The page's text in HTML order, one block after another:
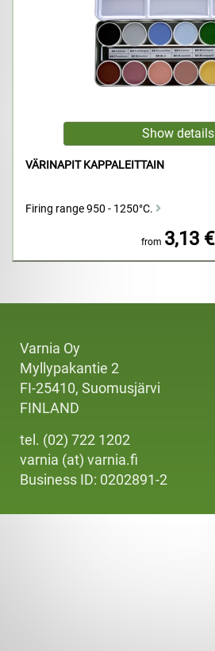
VÄRINAPIT KAPPALEITTAIN
Firing range 950 - 1250°C.
from 3,13 €
Varnia Oy
Myllypakantie 2
FI-25410, Suomusjärvi
FINLAND
tel. (02) 722 1202
varnia (at) varnia.fi
Business ID: 0202891-2